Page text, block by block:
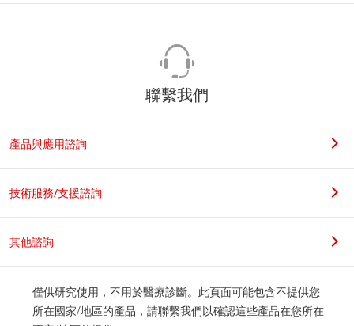
聯繫我們
產品與應用諮詢
技術服務/支援諮詢
其他諮詢
僅供研究使用，不用於醫療診斷。此頁面可能包含不提供您
所在國家/地區的產品，請聯繫我們以確認這些產品在您所在